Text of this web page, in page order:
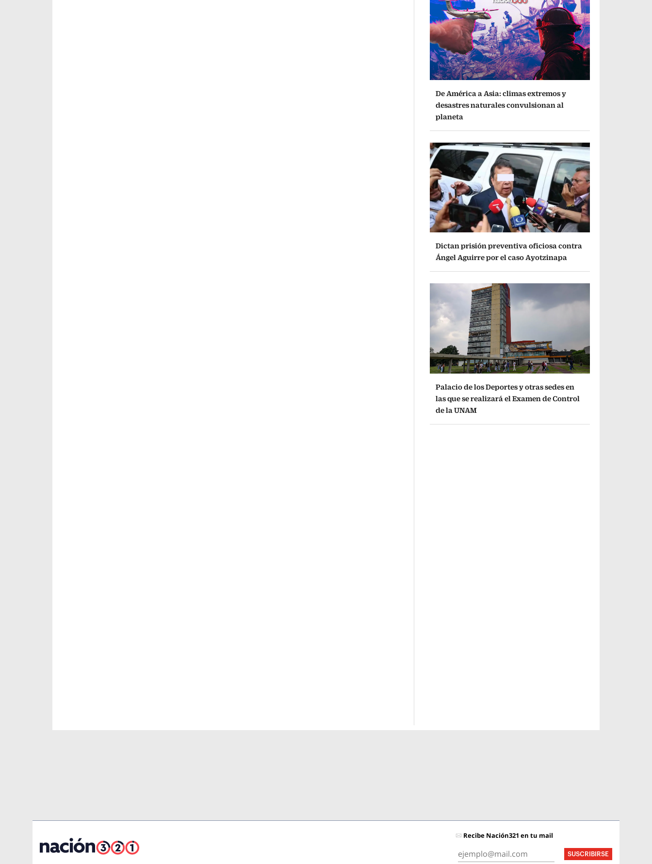
De América a Asia: climas extremos y
desastres naturales convulsionan al
planeta
Dictan prisión preventiva oficiosa contra
Ángel Aguirre por el caso Ayotzinapa
Palacio de los Deportes y otras sedes en
las que se realizará el Examen de Control
de la UNAM
Recibe Nación321 en tu mail
SUSCRIBIRSE